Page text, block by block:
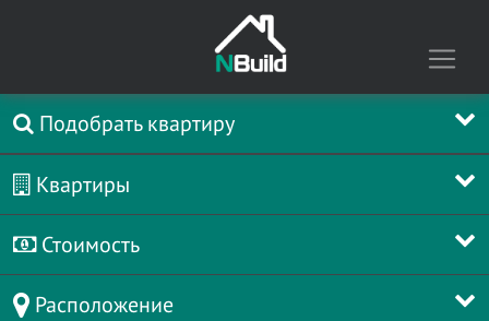
Подобрать квартиру
Квартиры
Стоимость
Расположение